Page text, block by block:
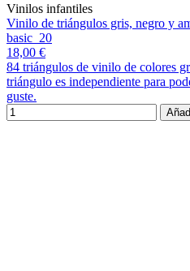
Vinilos infantiles
Vinilo de triángulos gris, negro y
basic_20
18,00 €
84 triángulos de vinilo de colores
triángulo es independiente para
guste.